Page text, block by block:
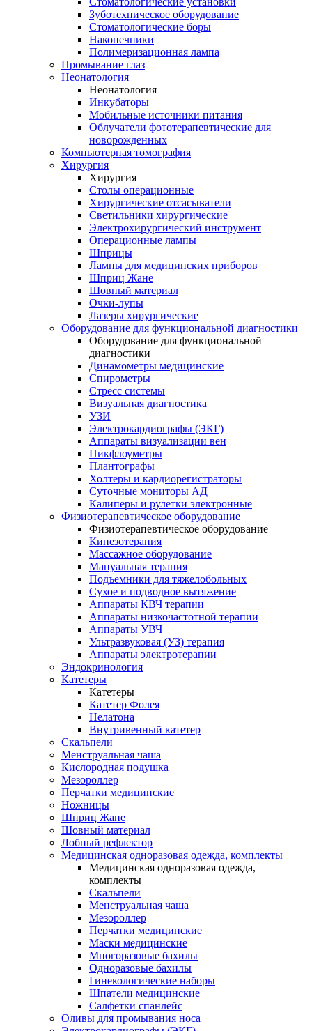
Зуботехническое оборудование
Стоматологические боры
Наконечники
Полимеризационная лампа
Промывание глаз
Неонатология
Неонатология
Инкубаторы
Мобильные источники питания
Облучатели фототерапевтические для
новорожденных
Компьютерная томография
Хирургия
Хирургия
Столы операционные
Хирургические отсасыватели
Светильники хирургические
Электрохирургический инструмент
Операционные лампы
Шприцы
Лампы для медицинских приборов
Шприц Жане
Шовный материал
Очки-лупы
Лазеры хирургические
Оборудование для функциональной диагностики
Оборудование для функциональной
диагностики
Динамометры медицинские
Спирометры
Стресс системы
Визуальная диагностика
УЗИ
Электрокардиографы (ЭКГ)
Аппараты визуализации вен
Пикфлоуметры
Плантографы
Холтеры и кардиорегистраторы
Суточные мониторы АД
Калиперы и рулетки электронные
Физиотерапевтическое оборудование
Физиотерапевтическое оборудование
Кинезотерапия
Массажное оборудование
Мануальная терапия
Подъемники для тяжелобольных
Сухое и подводное вытяжение
Аппараты КВЧ терапии
Аппараты низкочастотной терапии
Аппараты УВЧ
Ультразвуковая (УЗ) терапия
Аппараты электротерапии
Эндокринология
Катетеры
Катетеры
Катетер Фолея
Нелатона
Внутривенный катетер
Скальпели
Менструальная чаша
Кислородная подушка
Мезороллер
Перчатки медицинские
Ножницы
Шприц Жане
Шовный материал
Лобный рефлектор
Медицинская одноразовая одежда, комплекты
Медицинская одноразовая одежда,
комплекты
Скальпели
Менструальная чаша
Мезороллер
Перчатки медицинские
Маски медицинские
Многоразовые бахилы
Одноразовые бахилы
Гинекологические наборы
Шпатели медицинские
Салфетки спанлейс
Оливы для промывания носа